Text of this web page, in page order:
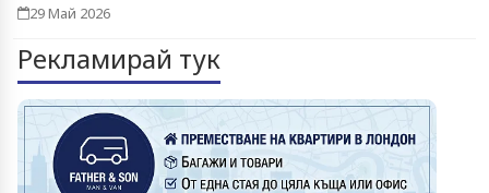
29 Май 2026
Рекламирай тук